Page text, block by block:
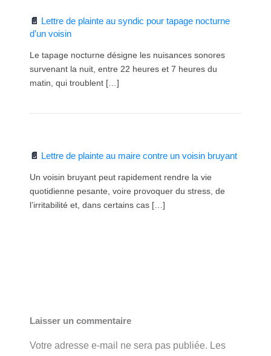
Lettre de plainte au syndic pour tapage nocturne
d’un voisin
Le tapage nocturne désigne les nuisances sonores
survenant la nuit, entre 22 heures et 7 heures du
matin, qui troublent […]
Lettre de plainte au maire contre un voisin bruyant
Un voisin bruyant peut rapidement rendre la vie
quotidienne pesante, voire provoquer du stress, de
l’irritabilité et, dans certains cas […]
Laisser un commentaire
Votre adresse e-mail ne sera pas publiée. Les